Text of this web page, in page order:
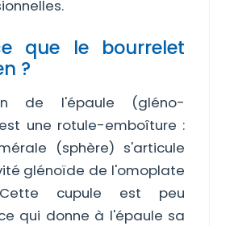
que le bourrelet
?
de l'épaule (gléno-
une rotule-emboîture :
(sphère) s'articule
glénoïde de l'omoplate
cupule est peu
qui donne à l'épaule sa